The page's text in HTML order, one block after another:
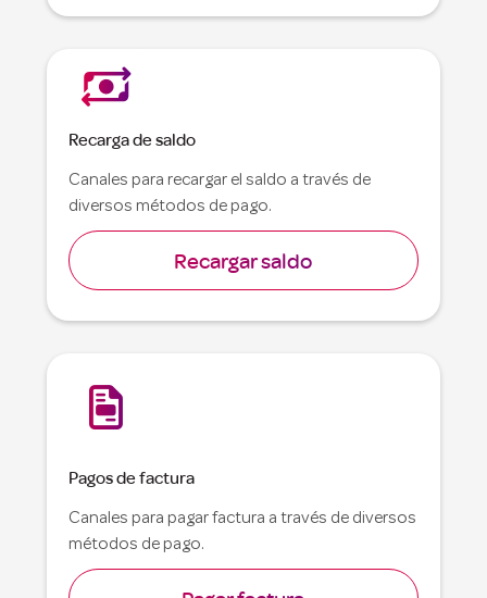
Recarga de saldo
Canales para recargar el saldo a través de
diversos métodos de pago.
Recargar saldo

Pagos de factura
Canales para pagar factura a través de diversos
métodos de pago.